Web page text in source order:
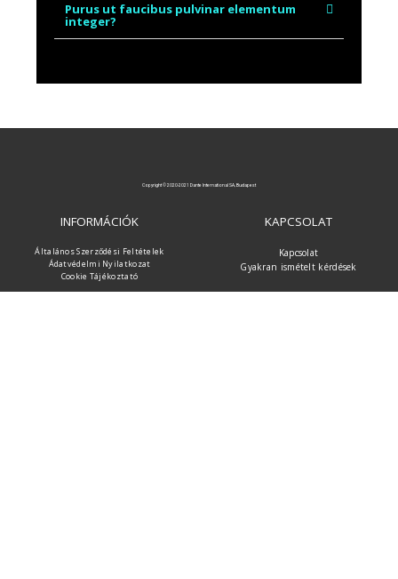
Purus ut faucibus pulvinar elementum
integer?
Copyright © 2020-2021 Dante International SA, Budapest
INFORMÁCIÓK
Általános Szerződési Feltételek
Ádatvédelmi Nyilatkozat
Cookie Tájékoztató
KAPCSOLAT
Kapcsolat
Gyakran ismételt kérdések